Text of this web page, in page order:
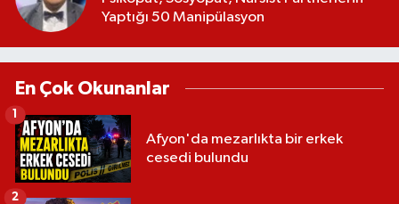
Yaptığı 50 Manipülasyon
En Çok Okunanlar
Afyon'da mezarlıkta bir erkek
cesedi bulundu
1
2